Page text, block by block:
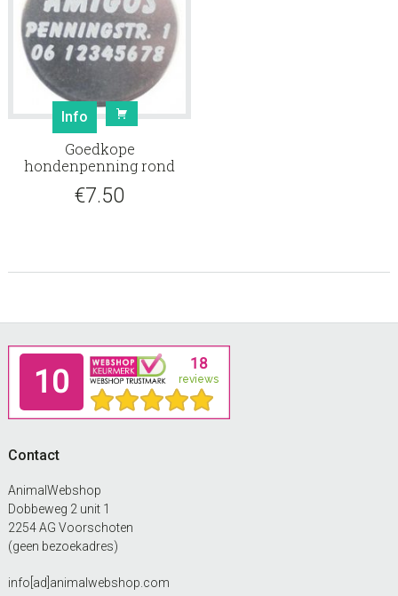
Info
Goedkope
hondenpenning rond
€7.50
Footer
Contact
AnimalWebshop
Dobbeweg 2 unit 1
2254 AG Voorschoten
(geen bezoekadres)
info[ad]animalwebshop.com